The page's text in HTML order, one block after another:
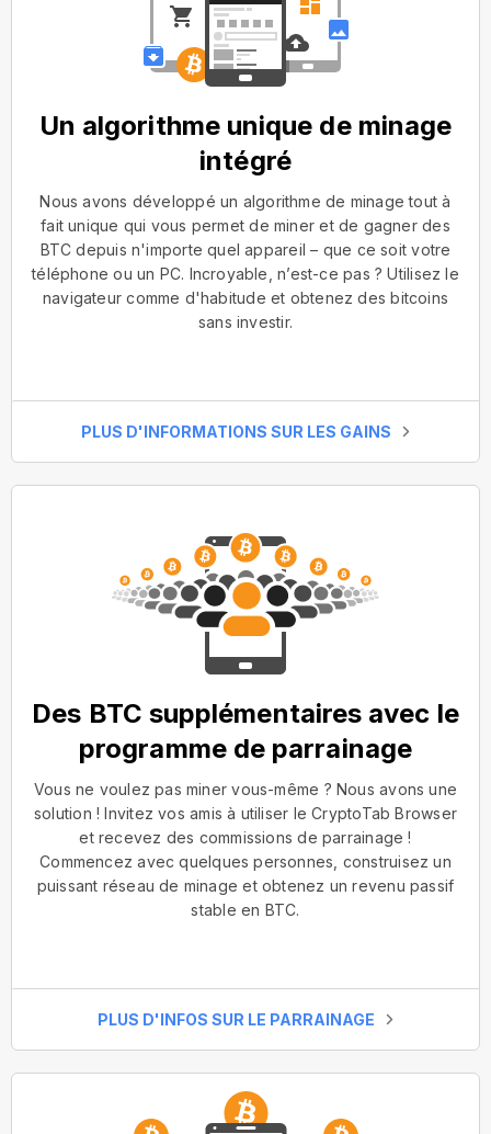
Un algorithme unique de minage
intégré
Nous avons développé un algorithme de minage tout à
fait unique qui vous permet de miner et de gagner des
BTC depuis n'importe quel appareil – que ce soit votre
téléphone ou un PC. Incroyable, n’est-ce pas ? Utilisez le
navigateur comme d'habitude et obtenez des bitcoins
sans investir.
PLUS D'INFORMATIONS SUR LES GAINS
Des BTC supplémentaires avec le
programme de parrainage
Vous ne voulez pas miner vous-même ? Nous avons une
solution ! Invitez vos amis à utiliser le CryptoTab Browser
et recevez des commissions de parrainage !
Commencez avec quelques personnes, construisez un
puissant réseau de minage et obtenez un revenu passif
stable en BTC.
PLUS D'INFOS SUR LE PARRAINAGE